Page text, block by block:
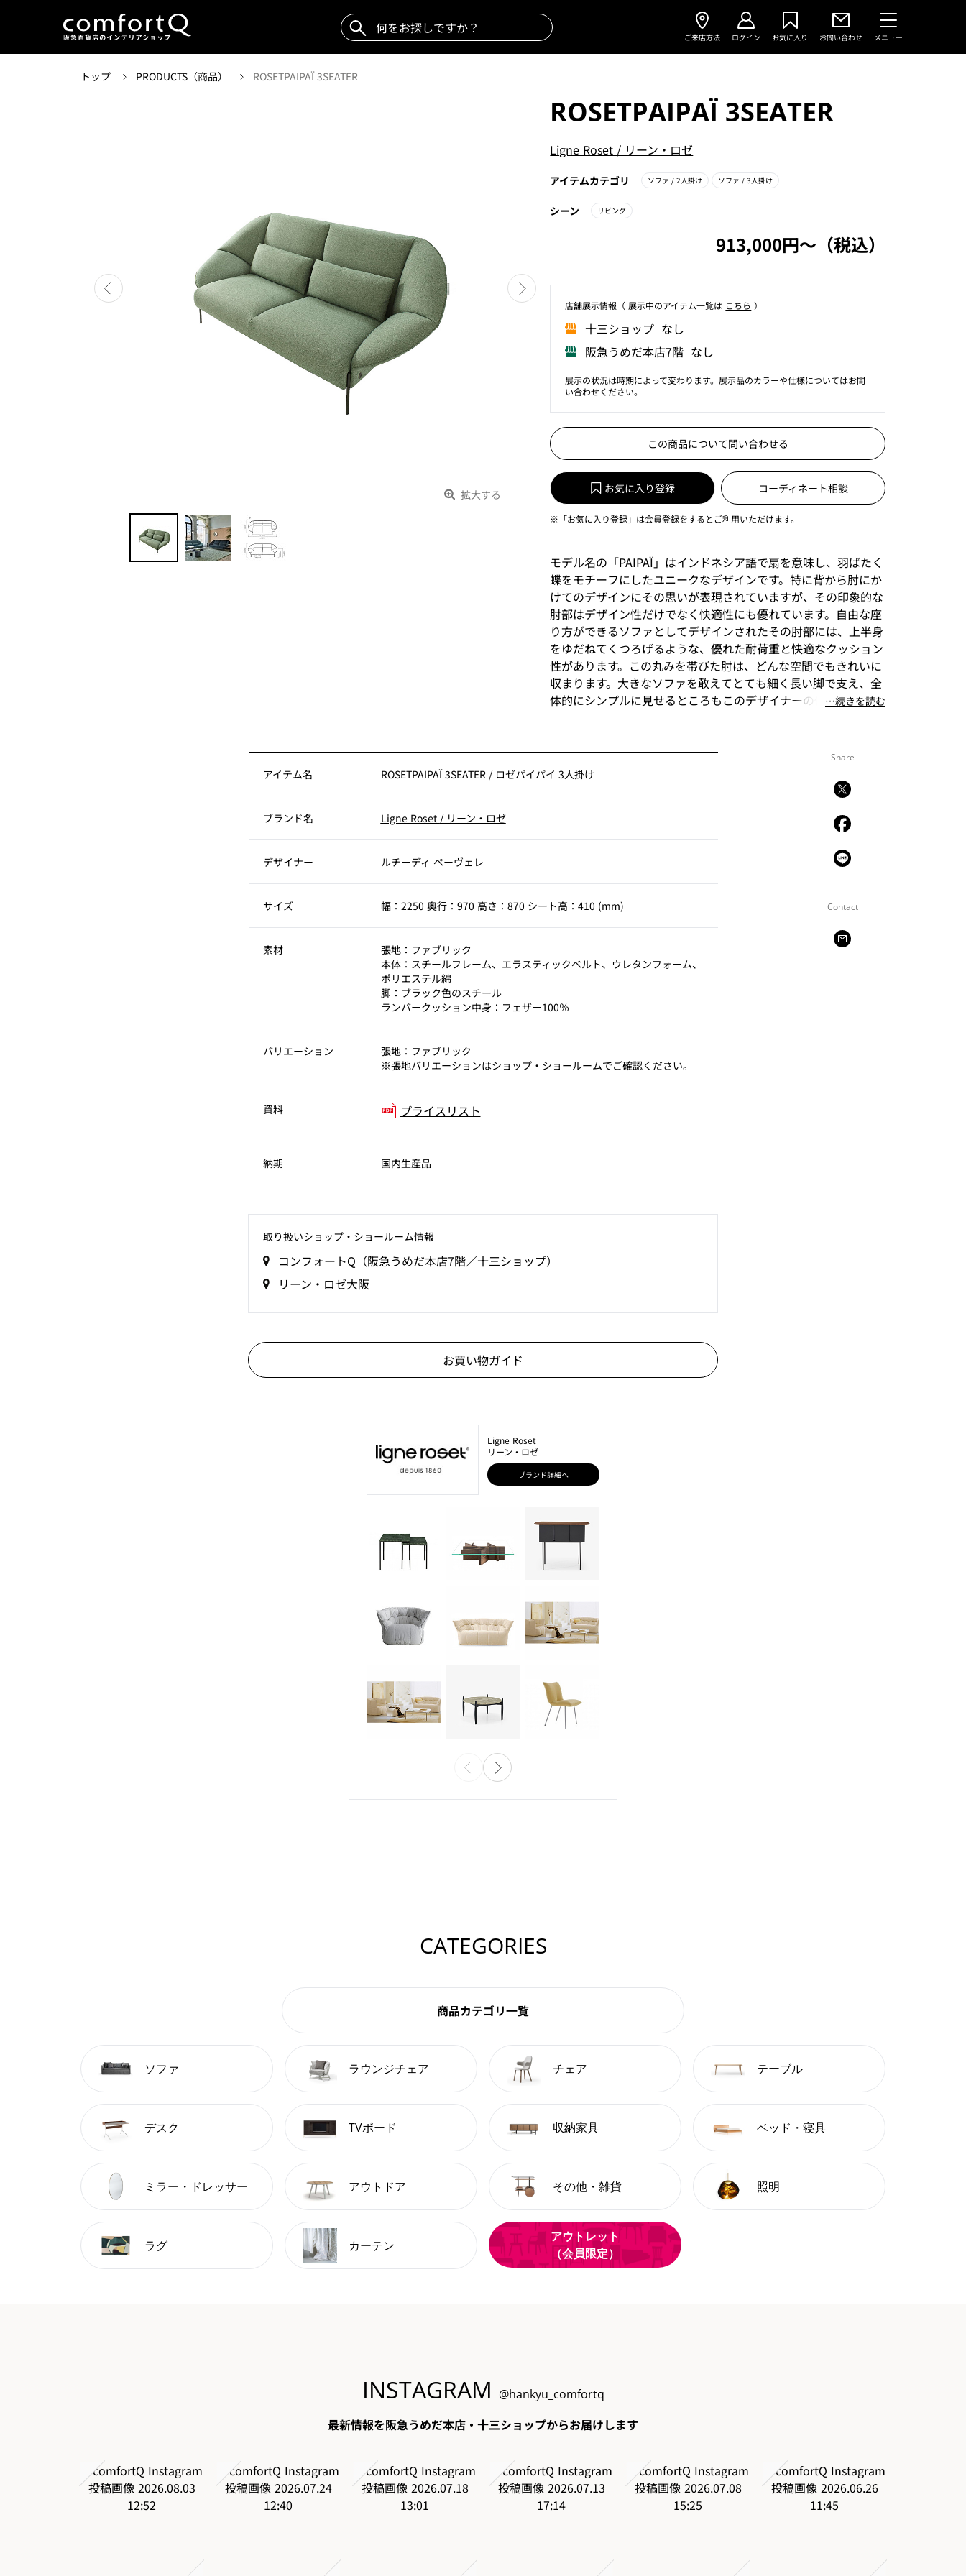
ご来店方法 ログイン お気に入り お問い合わせ メニュー
トップ PRODUCTS（商品） ROSETPAIPAÏ 3SEATER
拡大する
ROSETPAIPAÏ 3SEATER
Ligne Roset / リーン・ロゼ
アイテムカテゴリ ソファ/ 2人掛け ソファ/ 3人掛け
シーン リビング
913,000円〜（税込）
店舗展⽰情報（ 展⽰中のアイテム⼀覧は こちら ）
⼗三ショップ なし
阪急うめだ本店7階 なし
展示の状況は時期によって変わります。展示品のカラーや仕様についてはお問
い合わせください。
この商品について問い合わせる
お気に入り登録 コーディネート相談
※「お気に入り登録」は会員登録をするとご利用いただけます。
モデル名の「PAIPAÏ」はインドネシア語で扇を意味し、羽ばたく
蝶をモチーフにしたユニークなデザインです。特に背から肘にか
けてのデザインにその思いが表現されていますが、その印象的な
肘部はデザイン性だけでなく快適性にも優れています。自由な座
り方ができるソファとしてデザインされたその肘部には、上半身
をゆだねてくつろげるような、優れた耐荷重と快適なクッション
性があります。この丸みを帯びた肘は、どんな空間でもきれいに
収まります。大きなソファを敢えてとても細く長い脚で支え、全
体的にシンプルに見せるところもこのデザイナーの優れた発想で
⋯続きを読む
Share
Contact
アイテム名 ROSETPAIPAÏ 3SEATER / ロゼパイパイ 3人掛け
ブランド名 Ligne Roset / リーン・ロゼ
デザイナー ルチーディ ペーヴェレ
サイズ 幅：2250 奥行：970 高さ：870 シート高：410 (mm)
素材
張地：ファブリック
本体：スチールフレーム、エラスティックベルト、ウレタンフォーム、
ポリエステル綿
脚：ブラック色のスチール
ランバークッション中身：フェザー100％
バリエーション
張地：ファブリック
※張地バリエーションはショップ・ショールームでご確認ください。
資料 プライスリスト
納期 国内生産品
取り扱いショップ‧ショールーム情報
コンフォートQ（阪急うめだ本店7階／十三ショップ）
リーン・ロゼ大阪
お買い物ガイド
Ligne Roset
リーン・ロゼ
ブランド詳細へ
CATEGORIES
商品カテゴリ一覧
ソファ ラウンジチェア チェア テーブル
デスク TVボード 収納家具 ベッド・寝具
ミラー・ドレッサー アウトドア その他・雑貨 照明
ラグ カーテン
アウトレット
（会員限定）
INSTAGRAM @hankyu_comfortq
最新情報を阪急うめだ本店・十三ショップからお届けします